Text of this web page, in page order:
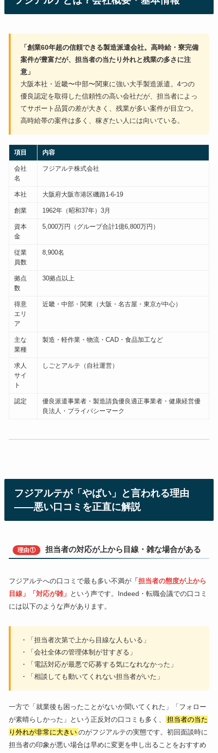
「創業60年超の信頼できる製造派遣会社。高時給・寮完備
案件が豊富だが、担当者の当たり外れと残業の多さに注
意」
大阪本社・近畿〜中部〜関東に強い大手製造派遣。4つの
優良認定を取得した信頼性の高い会社だが、担当者によっ
てサポート品質の差が大きく、残業が多い案件が目立つ。
高時給帯の案件は多く、稼ぎたい人には向いている。
項目 内容
会社
名
フジアルテ株式会社
本社 大阪府大阪市港区磯路1-6-19
創業 1962年（昭和37年）3月
資本
金
5,000万円（グループ合計1億6,800万円）
従業
員数
8,900名
拠点
数
30拠点以上
得意
エリ
ア
近畿・中部・関東（大阪・名古屋・東京が中心）
主な
業種
製造・軽作業・物流・CAD・食品加工など
求人
サイ
ト
しごとアルテ（自社運営）
認定
優良派遣事業者・製造請負優良適正事業者・健康経営優
良法人・プライバシーマーク
フジアルテが「やばい」と言われる理由
——悪い口コミを正直に解説
理由① 担当者の対応が上から目線・雑な場合がある
フジアルテへの口コミで最も多い不満が「担当者の態度が上から
目線」「対応が雑」 という声です。Indeed・転職会議での口コミ
には以下のような声があります。
・「担当者次第で上から目線な人もいる」
・「会社全体の管理体制が甘すぎる」
・「電話対応が最悪で応募する気になれなかった」
・「相談しても動いてくれない担当者がいた」
一方で「就業後も困ったことがないか聞いてくれた」「フォロー
が素晴らしかった」という正反対の口コミも多く、
担当者の当た
り外れが非常に大きいのがフジアルテの実態です。初回面談時に
担当者の印象が悪い場合は早めに変更を申し出ることをおすすめ